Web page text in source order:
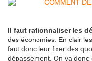
Il faut rationnaliser les
des économies. En clair
faut donc leur fixer des
dépassement. On va